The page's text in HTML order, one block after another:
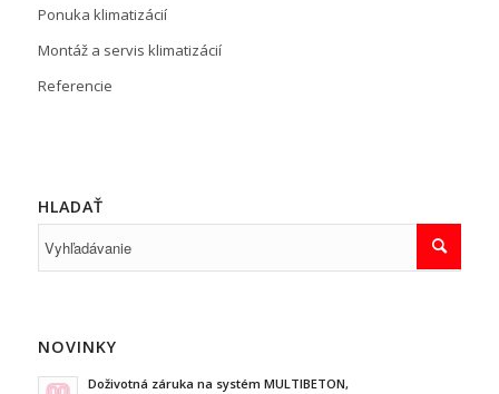
Ponuka klimatizácií
Montáž a servis klimatizácií
Referencie
HLADAŤ
NOVINKY
Doživotná záruka na systém MULTIBETON,